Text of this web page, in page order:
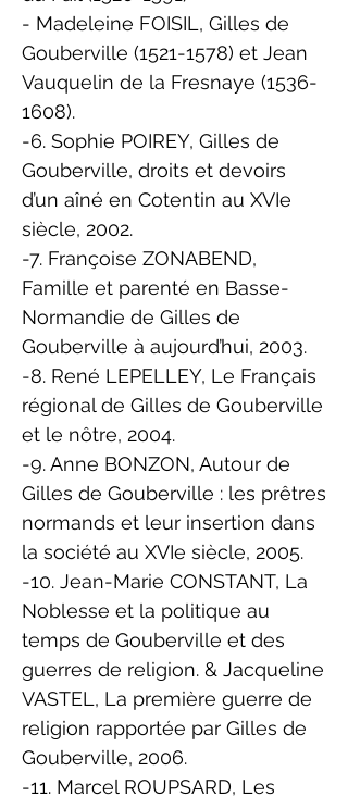
- Madeleine FOISIL, Gilles de
Gouberville (1521-1578) et Jean
Vauquelin de la Fresnaye (1536-
1608).
-6. Sophie POIREY, Gilles de
Gouberville, droits et devoirs
d’un aîné en Cotentin au XVIe
siècle, 2002.
-7. Françoise ZONABEND,
Famille et parenté en Basse-
Normandie de Gilles de
Gouberville à aujourd’hui, 2003.
-8. René LEPELLEY, Le Français
régional de Gilles de Gouberville
et le nôtre, 2004.
-9. Anne BONZON, Autour de
Gilles de Gouberville : les prêtres
normands et leur insertion dans
la société au XVIe siècle, 2005.
-10. Jean-Marie CONSTANT, La
Noblesse et la politique au
temps de Gouberville et des
guerres de religion. & Jacqueline
VASTEL, La première guerre de
religion rapportée par Gilles de
Gouberville, 2006.
-11. Marcel ROUPSARD, Les